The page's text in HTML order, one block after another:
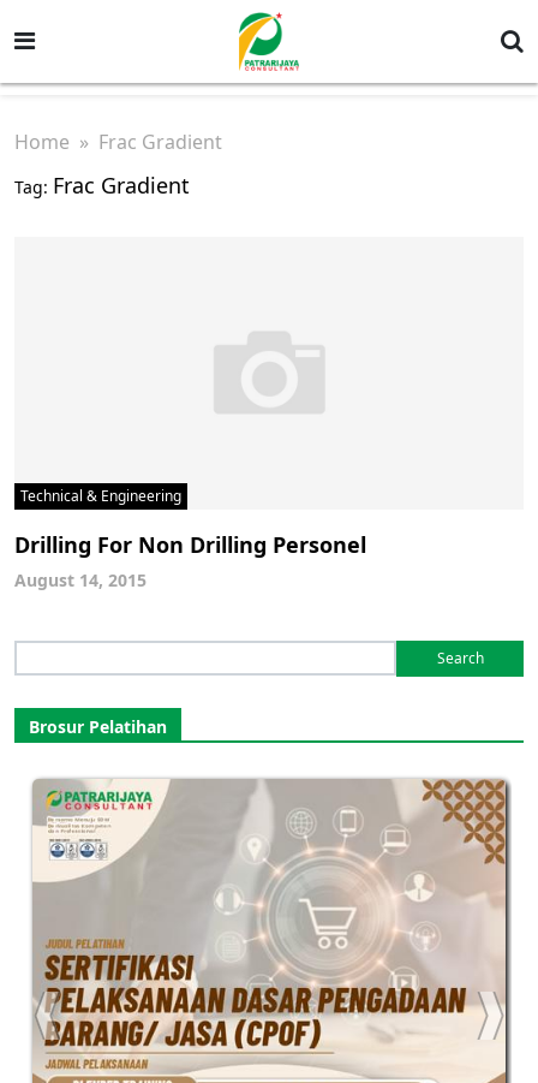
Home » Frac Gradient
Tag: Frac Gradient
Technical & Engineering
Drilling For Non Drilling Personel
August 14, 2015
for:
Brosur Pelatihan